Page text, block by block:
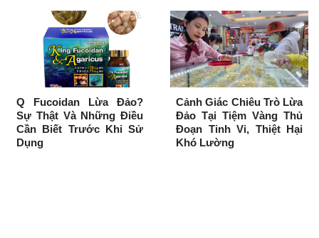
Q Fucoidan Lừa Đảo?
Sự Thật Và Những Điều
Cần Biết Trước Khi Sử
Dụng
Cảnh Giác Chiêu Trò Lừa
Đảo Tại Tiệm Vàng Thủ
Đoạn Tinh Vi, Thiệt Hại
Khó Lường